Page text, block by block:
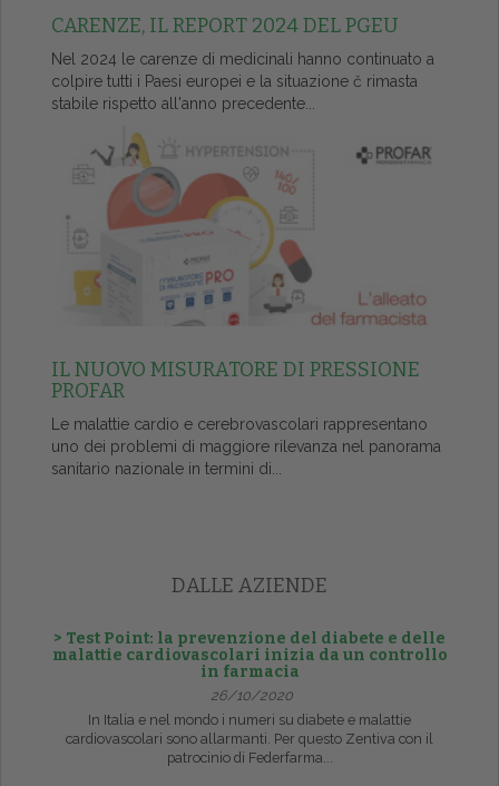
CARENZE, IL REPORT 2024 DEL PGEU
Nel 2024 le carenze di medicinali hanno continuato a
colpire tutti i Paesi europei e la situazione č rimasta
stabile rispetto all'anno precedente...
IL NUOVO MISURATORE DI PRESSIONE
PROFAR
Le malattie cardio e cerebrovascolari rappresentano
uno dei problemi di maggiore rilevanza nel panorama
sanitario nazionale in termini di...
DALLE AZIENDE
> Test Point: la prevenzione del diabete e delle
malattie cardiovascolari inizia da un controllo
in farmacia
26/10/2020
In Italia e nel mondo i numeri su diabete e malattie
cardiovascolari sono allarmanti. Per questo Zentiva con il
patrocinio di Federfarma...